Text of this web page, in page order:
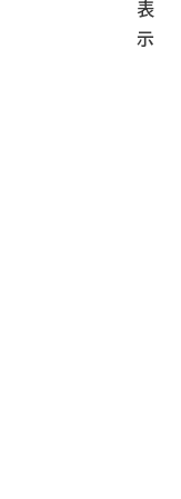
表
示